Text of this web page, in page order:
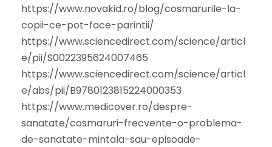
https://www.novakid.ro/blog/cosmarurile-la-
copii-ce-pot-face-parintii/
https://www.sciencedirect.com/science/articl
e/pii/S0022395624007465
https://www.sciencedirect.com/science/articl
e/abs/pii/B9780123815224000353
https://www.medicover.ro/despre-
sanatate/cosmaruri-frecvente-o-problema-
de-sanatate-mintala-sau-episoade-